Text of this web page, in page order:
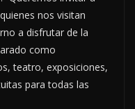
nos visitan
a disfrutar de la
como
teatro, exposiciones,
para todas las